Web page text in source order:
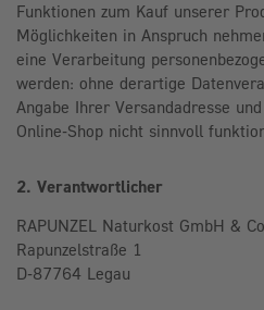
Funktionen zum Kauf unserer
Möglichkeiten in Anspruch
eine Verarbeitung
werden: ohne derartige
Angabe Ihrer Versandadresse
Online-Shop nicht sinnvoll
2. Verantwortlicher
RAPUNZEL Naturkost GmbH &
Rapunzelstraße 1
D-87764 Legau